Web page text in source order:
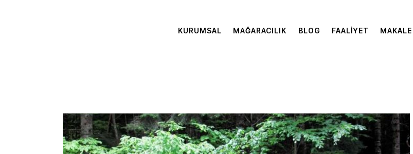
KURUMSAL MAĞARACILIK BLOG FAALIYET MAKALE